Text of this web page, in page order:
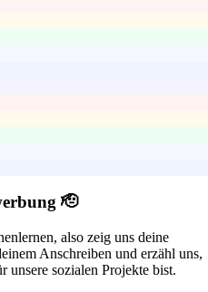
🫡
also zeig uns deine
Anschreiben und erzähl uns,
unsere sozialen Projekte bist.